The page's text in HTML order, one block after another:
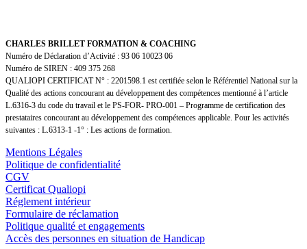
CHARLES BRILLET FORMATION & COACHING
Numéro de Déclaration d’Activité : 93 06 10023 06
Numéro de SIREN : 409 375 268
QUALIOPI CERTIFICAT N° : 2201598.1 est certifiée selon le Référentiel National sur la
Qualité des actions concourant au développement des compétences mentionné à l’article
L.6316-3 du code du travail et le PS-FOR- PRO-001 – Programme de certification des
prestataires concourant au développement des compétences applicable. Pour les activités
suivantes : L.6313-1 -1° : Les actions de formation.
Mentions Légales
Politique de confidentialité
CGV
Certificat Qualiopi
Réglement intérieur
Formulaire de réclamation
Politique qualité et engagements
Accès des personnes en situation de Handicap